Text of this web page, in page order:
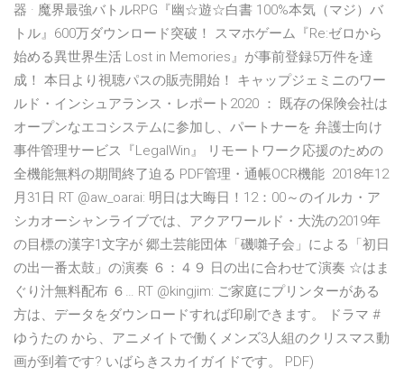
器 · 魔界最強バトルRPG『幽☆遊☆白書 100%本気（マジ）バ
トル』600万ダウンロード突破！ スマホゲーム『Re:ゼロから
始める異世界生活 Lost in Memories』が事前登録5万件を達
成！ 本日より視聴パスの販売開始！ キャップジェミニのワー
ルド・インシュアランス・レポート2020 ： 既存の保険会社は
オープンなエコシステムに参加し、パートナーを 弁護士向け
事件管理サービス『LegalWin』 リモートワーク応援のための
全機能無料の期間終了迫る PDF管理・通帳OCR機能 2018年12
月31日 RT @aw_oarai: 明日は大晦日！12：00～のイルカ・ア
シカオーシャンライブでは、アクアワールド・大洗の2019年
の目標の漢字1文字が 郷土芸能団体「磯囃子会」による「初日
の出一番太鼓」の演奏 ６：４９ 日の出に合わせて演奏 ☆はま
ぐり汁無料配布 ６… RT @kingjim: ご家庭にプリンターがある
方は、データをダウンロードすれば印刷できます。 ドラマ #
ゆうたの から、アニメイトで働くメンズ3人組のクリスマス動
画が到着です? いばらきスカイガイドです。 PDF)